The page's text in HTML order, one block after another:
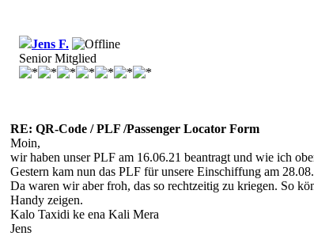
Jens F.
Senior Mitglied
RE: QR-Code / PLF /Passenger Locator Form
Moin,
wir haben unser PLF am 16.06.21 beantragt und wie ich
Gestern kam nun das PLF für unsere Einschiffung am
Da waren wir aber froh, das so rechtzeitig zu kriegen. So
Handy zeigen.
Kalo Taxidi ke ena Kali Mera
Jens